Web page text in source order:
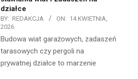
działce
BY: REDAKCJA ON: 14 KWIETNIA,
2026
Budowa wiat garażowych, zadaszeń
tarasowych czy pergoli na
prywatnej działce to marzenie